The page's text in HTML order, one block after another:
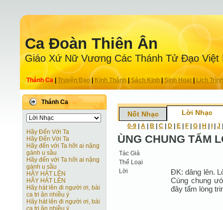
Ca Ðoàn Thiên Ân
Giáo Xứ Nữ Vương Các Thánh Tử Ðạo Việt
Thánh Ca Truyện Ðạo| Kinh Thánh Sách Kinh|Sinh Hoạt| Lịch Trình
Thánh Ca
Hãy Đến Với Ta
Hãy Đến Với Ta
Hãy đến với Ta hỡi ai nặng
gánh u sầu
Hãy đến với Ta hỡi ai nặng
gánh u sầu
HÃY HÁT LÊN
HÃY HÁT LÊN
Hãy hát lên đi người ơi, bài
ca tri ân nhiều ý
Hãy hát lên đi người ơi, bài
ca tri ân nhiều ý
Nốt Nhạc Lời Nhạc
0-9 A B C D E F G H J
ÙNG CHUNG TẤM
Tác Giả
Thể Loại
Lời
ĐK: dâng lên.
Cùng chung
đây tấm lòng